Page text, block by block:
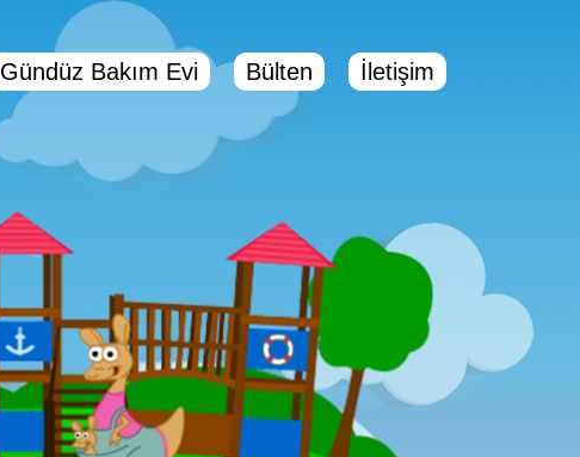
Gündüz Bakım Evi Bülten İletişim